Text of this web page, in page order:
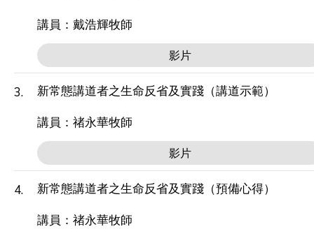
講員：戴浩輝牧師
影片
3.
新常態講道者之生命反省及實踐（講道示範）
講員：禇永華牧師
影片
4.
新常態講道者之生命反省及實踐（預備心得）
講員：禇永華牧師